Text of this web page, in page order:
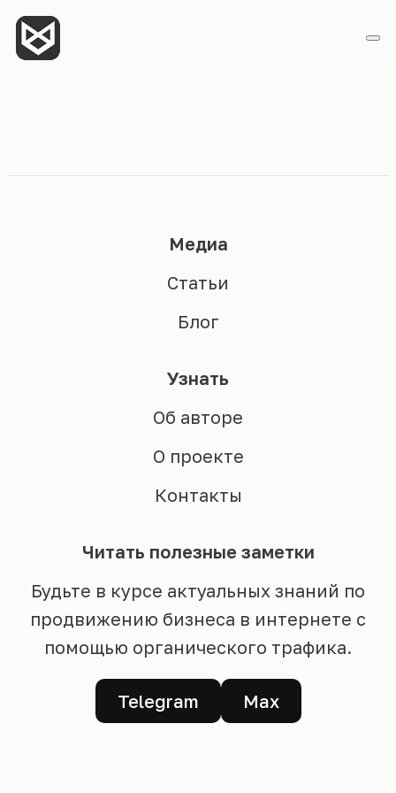
Медиа
Статьи
Блог
Узнать
Об авторе
О проекте
Контакты
Читать полезные заметки
Будьте в курсе актуальных знаний по
продвижению бизнеса в интернете с
помощью органического трафика.
Telegram Max